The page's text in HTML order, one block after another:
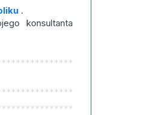
.
konsultanta